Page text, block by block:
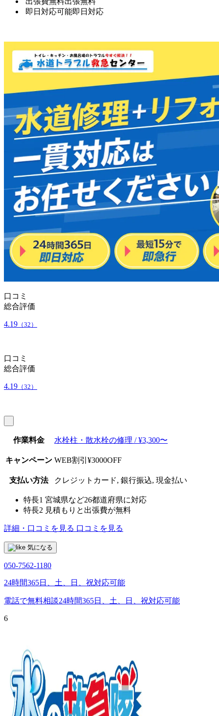
即日対応可能即日対応
口コミ
総合評価
4.19 （32）
口コミ
総合評価
4.19 （32）
作業料金 水栓柱・散水栓の修理 / ¥3,300〜
キャンペーン WEB割引¥3000OFF
支払い方法 クレジットカード, 銀行振込, 現金払い
特長1 宮城県など26都道府県に対応
特長2 見積もりと出張費が無料
詳細・口コミを見る 口コミを見る
気になる
050-7562-1180
24時間365日、土、日、祝対応可能
電話で無料相談24時間365日、土、日、祝対応可能
6